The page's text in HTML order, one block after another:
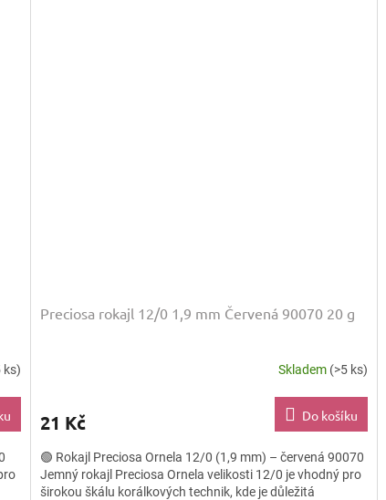
ks)
Preciosa rokajl 12/0 1,9 mm Červená 90070 20 g
Skladem (>5 ks)
21 Kč Do košíku
🟢 Rokajl Preciosa Ornela 12/0 (1,9 mm) – červená 90070
Jemný rokajl Preciosa Ornela velikosti 12/0 je vhodný pro
širokou škálu korálkových technik, kde je důležitá